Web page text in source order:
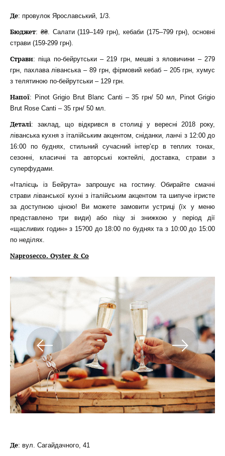
Де: провулок Ярославський, 1/3.
Бюджет: ₴₴. Салати (119–149 грн), кебаби (175–799 грн), основні
страви (159-299 грн).
Страви: піца по-бейрутськи – 219 грн, мешві з яловичини – 279
грн, пахлава ліванська – 89 грн, фірмовий кебаб – 205 грн, хумус
з телятиною по-бейрутськи – 129 грн.
Напої: Pinot Grigio Brut Blanc Canti – 35 грн/ 50 мл, Pinot Grigio
Brut Rose Canti – 35 грн/ 50 мл.
Деталі: заклад, що відкрився в столиці у вересні 2018 року,
ліванська кухня з італійським акцентом, сніданки, ланчі з 12:00 до
16:00 по буднях, стильний сучасний інтер’єр в теплих тонах,
сезонні, класичні та авторські коктейлі, доставка, страви з
суперфудами.
«Італієць із Бейрута» запрошує на гостину. Обирайте смачні
страви ліванської кухні з італійським акцентом та шипуче ігристе
за доступною ціною! Ви можете замовити устриці (їх у меню
представлено три види) або піцу зі знижкою у період дії
«щасливих годин» з 15?00 до 18:00 по буднях та з 10:00 до 15:00
по неділях.
Naprosecco. Oyster & Co
Де: вул. Сагайдачного, 41